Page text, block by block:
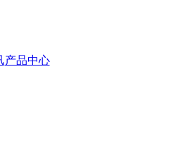
产品中心